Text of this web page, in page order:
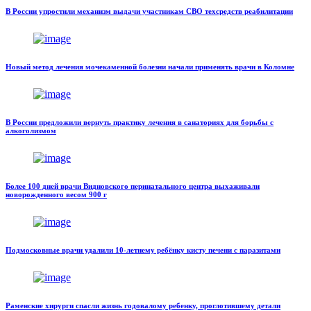
В России упростили механизм выдачи участникам СВО техсредств реабилитации
Новый метод лечения мочекаменной болезни начали применять врачи в Коломне
В России предложили вернуть практику лечения в санаториях для борьбы с
алкоголизмом
Более 100 дней врачи Видновского перинатального центра выхаживали
новорожденного весом 900 г
Подмосковные врачи удалили 10-летнему ребёнку кисту печени с паразитами
Раменские хирурги спасли жизнь годовалому ребенку, проглотившему детали